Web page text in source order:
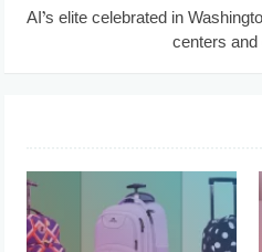
AI’s elite celebrated in
centers